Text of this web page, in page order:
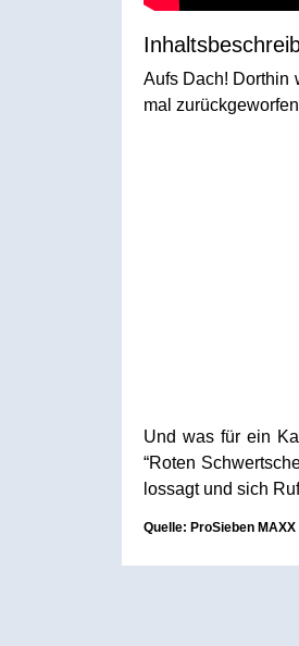
Aufs Dach! Dorthin
mal
Und was für ein
“Roten
lossagt und sich
Quelle: ProSieben MAXX